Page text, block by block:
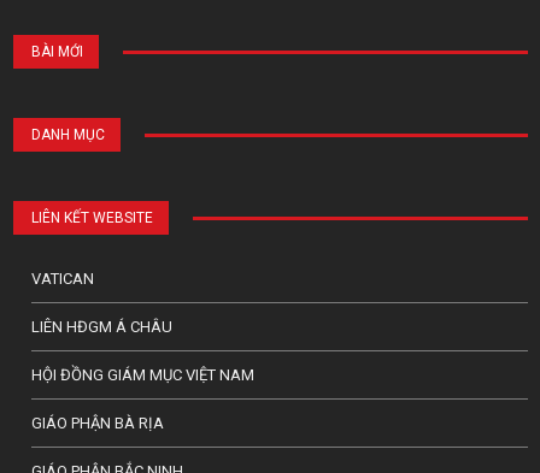
BÀI MỚI
DANH MỤC
LIÊN KẾT WEBSITE
VATICAN
LIÊN HĐGM Á CHÂU
HỘI ĐỒNG GIÁM MỤC VIỆT NAM
GIÁO PHẬN BÀ RỊA